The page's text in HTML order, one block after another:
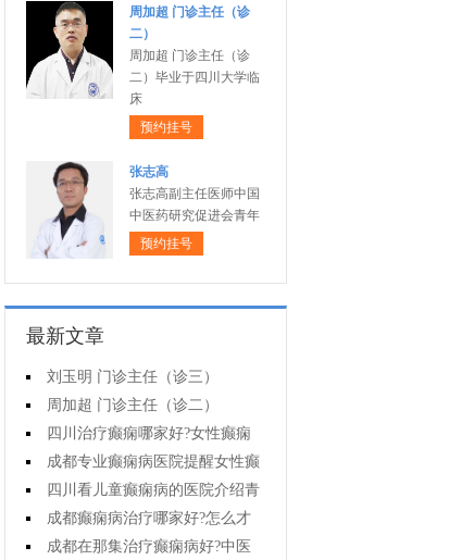
周加超 门诊主任（诊
二）
周加超 门诊主任（诊
二）毕业于四川大学临
床
预约挂号
张志高
张志高副主任医师中国
中医药研究促进会青年
预约挂号
最新文章
刘玉明 门诊主任（诊三）
周加超 门诊主任（诊二）
四川治疗癫痫哪家好?女性癫痫
怎么预防?
成都专业癫痫病医院提醒女性癫
痫患者在经期要注意什么?
四川看儿童癫痫病的医院介绍青
少年癫痫病的病因
成都癫痫病治疗哪家好?怎么才
能诊断孩子是不是得了癫痫?
成都在那集治疗癫痫病好?中医